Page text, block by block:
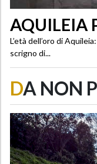
AQUILEIA
L’età dell’oro di
scrigno di...
DA NON